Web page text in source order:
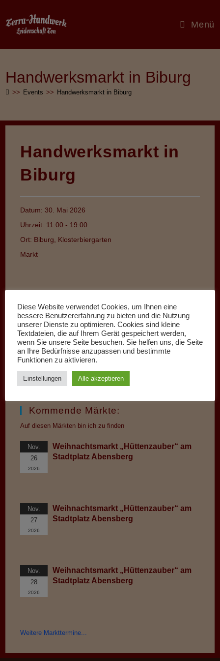
Inhalt
springen
Menü
Handwerksmarkt in Biburg
>> Events >> Handwerksmarkt in Biburg
Handwerksmarkt in
Biburg
Datum:30. Mai 2026
Uhrzeit: 11:00 - 19:00
Ort: Biburg, Klosterbiergarten
Markt
Kommende Märkte:
Auf diesen Märkten bin ich zu finden
Nov.
26
2026
Weihnachtsmarkt „Hüttenzauber“ am
Stadtplatz Abensberg
Nov.
27
2026
Weihnachtsmarkt „Hüttenzauber“ am
Stadtplatz Abensberg
Nov.
28
2026
Weihnachtsmarkt „Hüttenzauber“ am
Stadtplatz Abensberg
Weitere Markttermine...
Diese Website verwendet Cookies, um Ihnen eine
bessere Benutzererfahrung zu bieten und die Nutzung
unserer Dienste zu optimieren. Cookies sind kleine
Textdateien, die auf Ihrem Gerät gespeichert werden,
wenn Sie unsere Seite besuchen. Sie helfen uns, die Seite
an Ihre Bedürfnisse anzupassen und bestimmte
Funktionen zu aktivieren.
Einstellungen Alle akzeptieren